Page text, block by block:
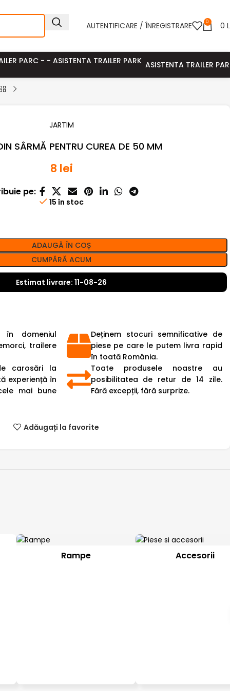
AUTENTIFICARE / ÎNREGISTRARE 0 0
ASISTENTA TRAILER
JARTIM
SÂRMĂ PENTRU CUREA DE 50 MM
8 lei
pe:
15 în stoc
ADAUGĂ ÎN COȘ
CUMPĂRĂ ACUM
Estimat livrare: 11-08-26
domeniul
trailere
carosări la
experiență în
mai bune
Deținem stocuri semnificative de
piese pe care le putem livra rapid
în toată România.
Toate produsele noastre au
posibilitatea de retur de 14 zile.
Fără excepții, fără surprize.
Adăugați la favorite
Rampe Accesorii